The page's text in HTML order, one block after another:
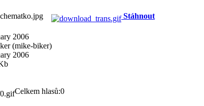
Stáhnout
2006
(mike-biker)
2006
Celkem hlasů:0